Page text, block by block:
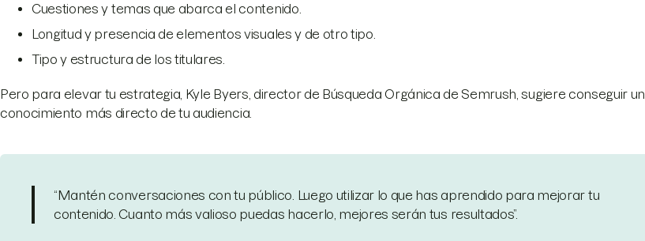
Cuestiones y temas que abarca el contenido.
Longitud y presencia de elementos visuales y de otro tipo.
Tipo y estructura de los titulares.
Pero para elevar tu estrategia, Kyle Byers, director de Búsqueda Orgánica de Semrush, sugiere conseguir un
conocimiento más directo de tu audiencia.
“Mantén conversaciones con tu público. Luego utilizar lo que has aprendido para mejorar tu
contenido. Cuanto más valioso puedas hacerlo, mejores serán tus resultados”.